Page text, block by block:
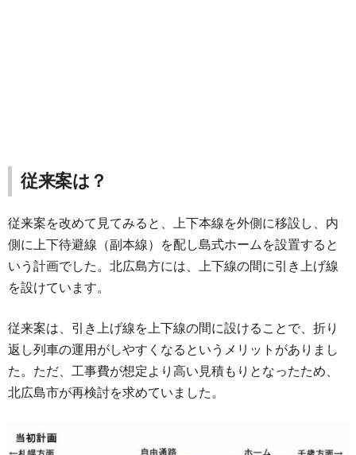
従来案は？
従来案を改めて見てみると、上下本線を外側に移設し、内
側に上下待避線（副本線）を配し島式ホームを設置すると
いう計画でした。北広島方には、上下線の間に引き上げ線
を設けています。
従来案は、引き上げ線を上下線の間に設けることで、折り
返し列車の運用がしやすくなるというメリットがありまし
た。ただ、工事費が想定より高い見積もりとなったため、
北広島市が再検討を求めていました。